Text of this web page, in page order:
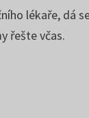
lékaře, dá
řešte včas.